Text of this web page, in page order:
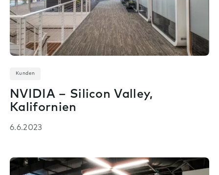
Kunden
NVIDIA – Silicon Valley,
Kalifornien
6.6.2023